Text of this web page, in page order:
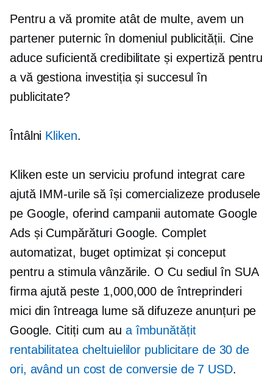
Pentru a vă promite atât de multe, avem un
partener puternic în domeniul publicității. Cine
aduce suficientă credibilitate și expertiză pentru
a vă gestiona investiția și succesul în
publicitate?
Întâlni Kliken.
Kliken este un serviciu profund integrat care
ajută IMM-urile să își comercializeze produsele
pe Google, oferind campanii automate Google
Ads și Cumpărături Google. Complet
automatizat, buget optimizat și conceput
pentru a stimula vânzările. O Cu sediul în SUA
firma ajută peste 1,000,000 de întreprinderi
mici din întreaga lume să difuzeze anunțuri pe
Google. Citiți cum au a îmbunătățit
rentabilitatea cheltuielilor publicitare de 30 de
ori, având un cost de conversie de 7 USD.